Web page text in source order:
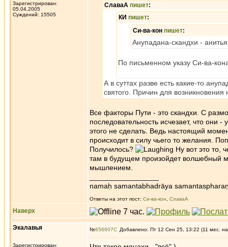
Зарегистрирован:
05.04.2005
Суждений: 15505
СлаваА пишет:
КИ пишет:
Си-ва-кон пишет:
Анупадана-скандхи -
По письменном указу Си-ва-
А в суттах разве есть какие-то
святого. Причин для возникновения
Все факторы Пути - это скандхи. С
последовательность исчезает, что
этого не сделать. Ведь настоящий
происходит в силу чьего то желания.
Получилось?
Ну вот это то,
там в будущем произойдет волшебный
мышлением.
namaḥ samantabhadrāya
Ответы на этот пост: Си-ва-кон СлаваА
Наверх
Экалавья
Зарегистрирован:
№656607 Добавлено: Пт 12 Сен 25, 13:22 (11 мес.